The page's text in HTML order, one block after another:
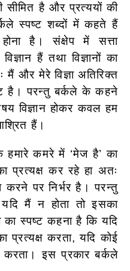
सीमित है और प्रत्ययों की
स्पष्ट शब्दों में कहते हैं
होना है। संक्षेप में सत्ता
हैं तथा विज्ञानों का
और मेरे विज्ञा अतिरिक्त
है। परन्तु बर्कले के कहने
विज्ञान होकर कवल हम
हैं।
कमरे में ‘मेज है’ का
प्रत्यक्ष कर रहे हा अतः
करने पर निर्भर है। परन्तु
मैं न होता तो इसका
का स्पष्ट कहना है कि यदि
प्रत्यक्ष करता, यदि कोई
करता। इस प्रकार बर्कले